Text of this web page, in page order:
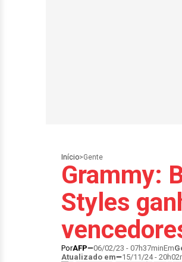
Início>Gente
Grammy:
Styles
PorAFP 06/02/23 - 07h37minEm
Atualizado em
15/11/24 -